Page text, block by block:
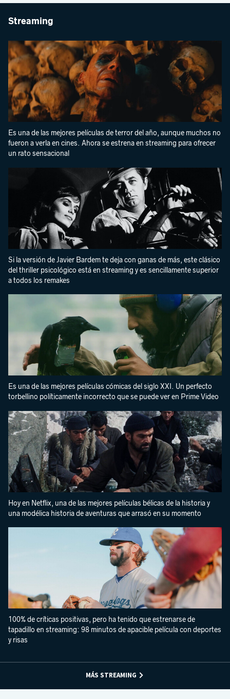
Streaming
Es una de las mejores películas de terror del año, aunque muchos no
fueron a verla en cines. Ahora se estrena en streaming para ofrecer
un rato sensacional
Si la versión de Javier Bardem te deja con ganas de más, este clásico
del thriller psicológico está en streaming y es sencillamente superior
a todos los remakes
Es una de las mejores películas cómicas del siglo XXI. Un perfecto
torbellino políticamente incorrecto que se puede ver en Prime Video
Hoy en Netflix, una de las mejores películas bélicas de la historia y
una modélica historia de aventuras que arrasó en su momento
100% de críticas positivas, pero ha tenido que estrenarse de
tapadillo en streaming: 98 minutos de apacible película con deportes
y risas
MÁS STREAMING